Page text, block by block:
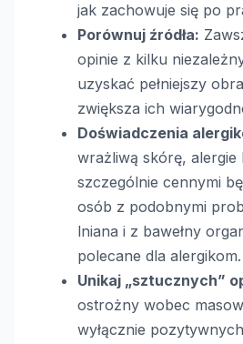
jak zachowuje się po
Porównuj źródła:
opinie z kilku
uzyskać pełniejszy
zwiększa ich
Doświadczenia
wrażliwą skórę, alergie
szczególnie cennymi
osób z podobnymi
lniana i z bawełny
polecane dla alergikom.
Unikaj „sztucznych”
ostrożny wobec
wyłącznie